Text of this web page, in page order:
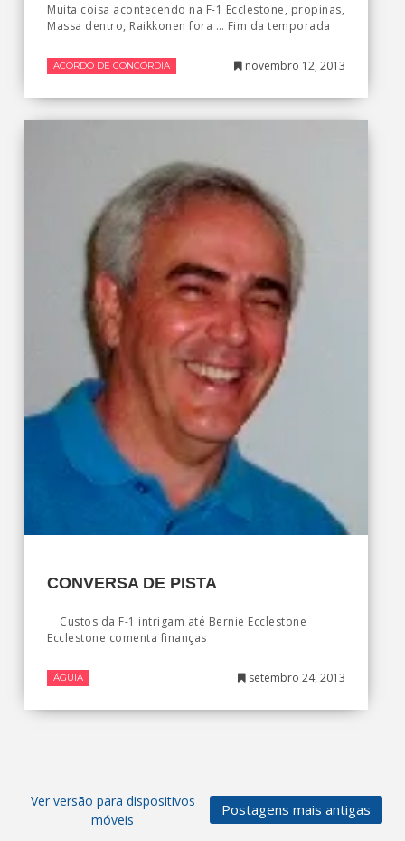
Muita coisa acontecendo na F-1 Ecclestone, propinas,
Massa dentro, Raikkonen fora … Fim da temporada
ACORDO DE CONCÓRDIA novembro 12, 2013
CONVERSA DE PISTA
Custos da F-1 intrigam até Bernie Ecclestone
Ecclestone comenta finanças
ÁGUIA setembro 24, 2013
Postagens mais antigas
Ver versão para dispositivos
móveis